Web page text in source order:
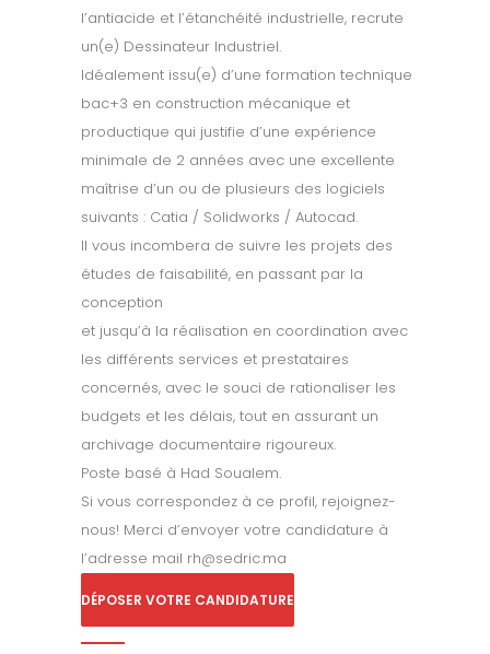
l’antiacide et l’étanchéité industrielle, recrute
un(e) Dessinateur Industriel.
Idéalement issu(e) d’une formation technique
bac+3 en construction mécanique et
productique qui justifie d’une expérience
minimale de 2 années avec une excellente
maîtrise d’un ou de plusieurs des logiciels
suivants : Catia / Solidworks / Autocad.
Il vous incombera de suivre les projets des
études de faisabilité, en passant par la
conception
et jusqu’à la réalisation en coordination avec
les différents services et prestataires
concernés, avec le souci de rationaliser les
budgets et les délais, tout en assurant un
archivage documentaire rigoureux.
Poste basé à Had Soualem.
Si vous correspondez à ce profil, rejoignez-
nous! Merci d’envoyer votre candidature à
l’adresse mail rh@sedric.ma
DÉPOSER VOTRE CANDIDATURE